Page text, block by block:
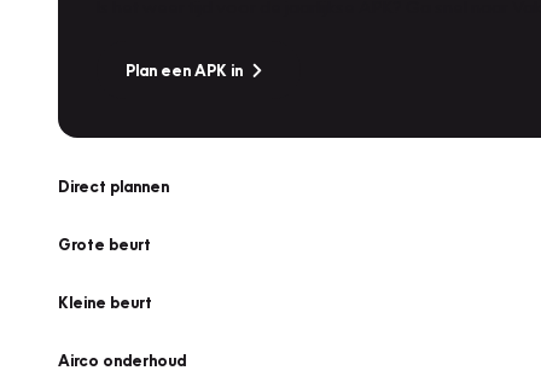
Plan een APK in
Direct plannen
Grote beurt
Kleine beurt
Airco onderhoud